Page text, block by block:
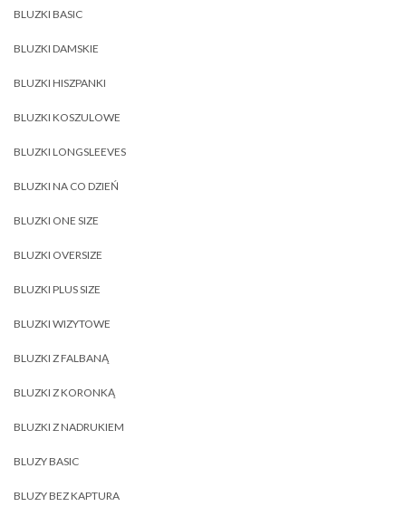
BLUZKI BASIC
BLUZKI DAMSKIE
BLUZKI HISZPANKI
BLUZKI KOSZULOWE
BLUZKI LONGSLEEVES
BLUZKI NA CO DZIEŃ
BLUZKI ONE SIZE
BLUZKI OVERSIZE
BLUZKI PLUS SIZE
BLUZKI WIZYTOWE
BLUZKI Z FALBANĄ
BLUZKI Z KORONKĄ
BLUZKI Z NADRUKIEM
BLUZY BASIC
BLUZY BEZ KAPTURA